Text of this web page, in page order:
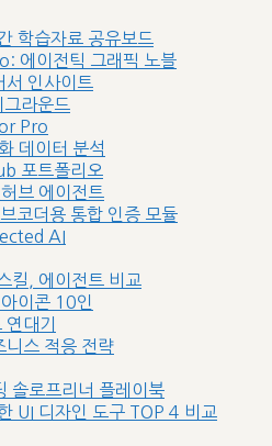
학습자료 공유보드
에이전틱 그래픽 노블
인사이트
라운드
Pro
데이터 분석
포트폴리오
브 에이전트
코더용 통합 인증 모듈
AI
킬, 에이전트 비교
이콘 10인
대기
니스 적응 전략
솔로프리너 플레이북
UI 디자인 도구 TOP 4 비교